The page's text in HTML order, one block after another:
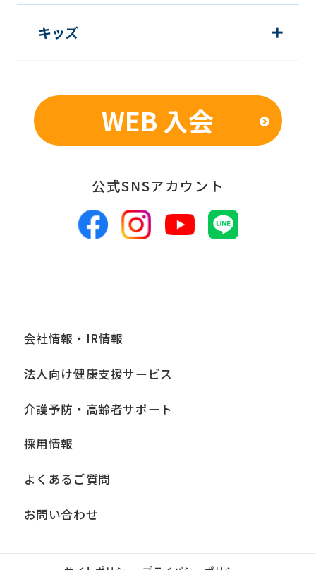
キッズ
WEB 入会
公式SNSアカウント
会社情報・IR情報
法人向け健康支援サービス
介護予防・高齢者サポート
採用情報
よくあるご質問
お問い合わせ